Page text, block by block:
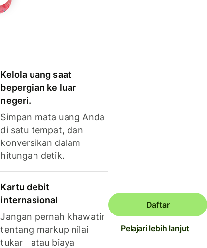
Kelola uang saat
bepergian ke luar
negeri.
Simpan mata uang Anda
di satu tempat, dan
konversikan dalam
hitungan detik.
Kartu debit
internasional
Jangan pernah khawatir
tentang markup nilai
tukar atau biaya
Daftar
Pelajari lebih lanjut